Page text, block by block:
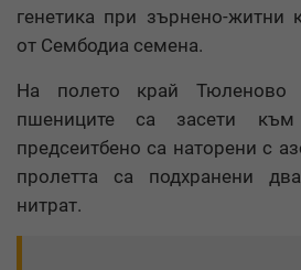
генетика при зърнено-житни
от Сембодиа семена.
На полето край Тюленово
пшениците са засети
предсеитбено са наторени с
пролетта са подхранени
нитрат.